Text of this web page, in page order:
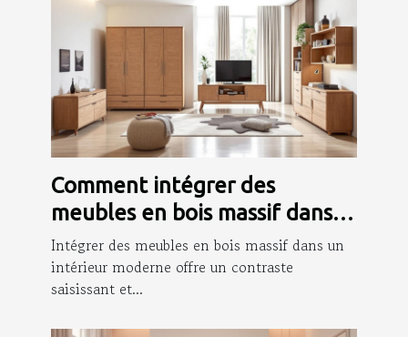
Comment intégrer des
meubles en bois massif dans
un intérieur moderne ?
Intégrer des meubles en bois massif dans un
intérieur moderne offre un contraste
saisissant et...